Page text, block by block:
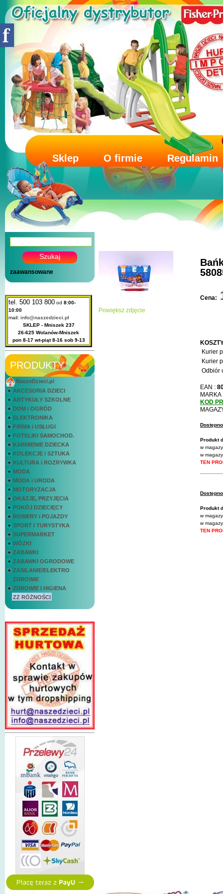
Sklep O firmie Regulamin
zaawansowane
tel. 500 103 800 od 8:00-
10:00
mail: info@naszedzieci.pl
SKLEP - Mniszek 237
26-625 Wolanów-Mniszek
pon 8-17 wt-piąt 8-16 sob 9-13
PRODUKTY
NaszeDzieci.pl
AKCESORIA DZIECI
ARTYKUŁY SZKOLNE
DOM i OGRÓD
ELEKTRONIKA
FIRMA i USŁUGI
FOTELIKI SAMOCHOD.
KARMIENIE DZIECKA
KOLEKCJE i SZTUKA
KULTURA i ROZRYWKA
MODA
MODA i URODA
MOTORYZACJA
OKAZJE, PRZYJĘCIA
POKÓJ DZIECIĘCY
ROWERY i POJAZDY
SPORT I TURYSTYKA
SUPERMARKET
WÓZKI
ZABAWKI
ZABAWKI OGRODOWE
ZASILANIE/ELEKTRO
ZDROWIE
ZDROWIE I HIGIENA
ZZ RÓŻNOŚCI
Powiększ zdjęcie
Cena:
Kurier
Kurier
Odbiór
EAN :
KOD
Produkt
w
w
Produkt
w
w